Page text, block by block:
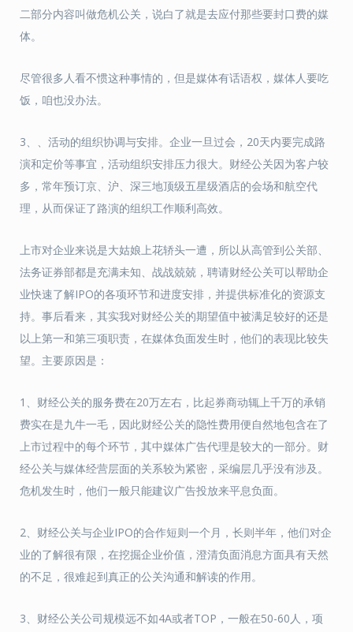
二部分内容叫做危机公关，说白了就是去应付那些要封口费的媒
体。
尽管很多人看不惯这种事情的，但是媒体有话语权，媒体人要吃
饭，咱也没办法。
3、、活动的组织协调与安排。企业一旦过会，20天内要完成路
演和定价等事宜，活动组织安排压力很大。财经公关因为客户较
多，常年预订京、沪、深三地顶级五星级酒店的会场和航空代
理，从而保证了路演的组织工作顺利高效。
上市对企业来说是大姑娘上花轿头一遭，所以从高管到公关部、
法务证券部都是充满未知、战战兢兢，聘请财经公关可以帮助企
业快速了解IPO的各项环节和进度安排，并提供标准化的资源支
持。事后看来，其实我对财经公关的期望值中被满足较好的还是
以上第一和第三项职责，在媒体负面发生时，他们的表现比较失
望。主要原因是：
1、财经公关的服务费在20万左右，比起券商动辄上千万的承销
费实在是九牛一毛，因此财经公关的隐性费用便自然地包含在了
上市过程中的每个环节，其中媒体广告代理是较大的一部分。财
经公关与媒体经营层面的关系较为紧密，采编层几乎没有涉及。
危机发生时，他们一般只能建议广告投放来平息负面。
2、财经公关与企业IPO的合作短则一个月，长则半年，他们对企
业的了解很有限，在挖掘企业价值，澄清负面消息方面具有天然
的不足，很难起到真正的公关沟通和解读的作用。
3、财经公关公司规模远不如4A或者TOP，一般在50-60人，项